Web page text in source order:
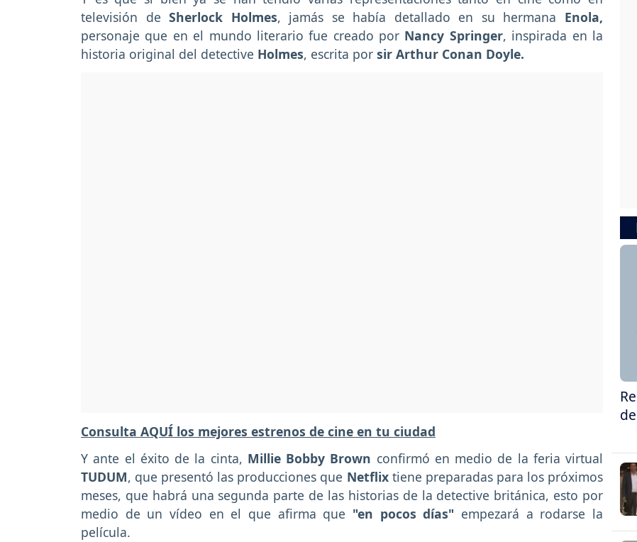
televisión deSherlock Holmes, jamás se había detallado en su hermana Enola,
personaje que en el mundo literario fue creado por Nancy Springer, inspirada en la
historia original del detective Holmes, escrita por sir Arthur Conan Doyle.
Consulta AQUÍ los mejores estrenos de cine en tu ciudad
Y ante el éxito de la cinta, Millie Bobby Brown confirmó en medio de la feria virtual
TUDUM, que presentó las producciones que Netflixtiene preparadas para los próximos
meses, que habrá una segunda parte de las historias de la detective británica, esto por
medio de un vídeo en el que afirma que "en pocos días" empezará a rodarse la
película.